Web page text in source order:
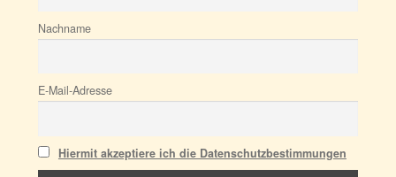
Nachname
E-Mail-Adresse
Hiermit akzeptiere ich die Datenschutzbestimmungen